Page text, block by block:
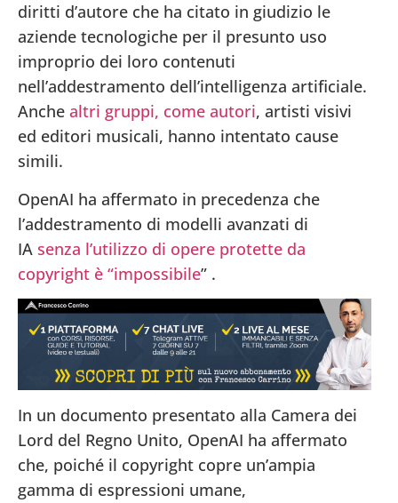
diritti d’autore che ha citato in giudizio le
aziende tecnologiche per il presunto uso
improprio dei loro contenuti
nell’addestramento dell’intelligenza artificiale.
Anche altri gruppi, come autori, artisti visivi
ed editori musicali, hanno intentato cause
simili.
OpenAI ha affermato in precedenza che
l’addestramento di modelli avanzati di
IA senza l’utilizzo di opere protette da
copyright è “impossibile” .
In un documento presentato alla Camera dei
Lord del Regno Unito, OpenAI ha affermato
che, poiché il copyright copre un’ampia
gamma di espressioni umane,